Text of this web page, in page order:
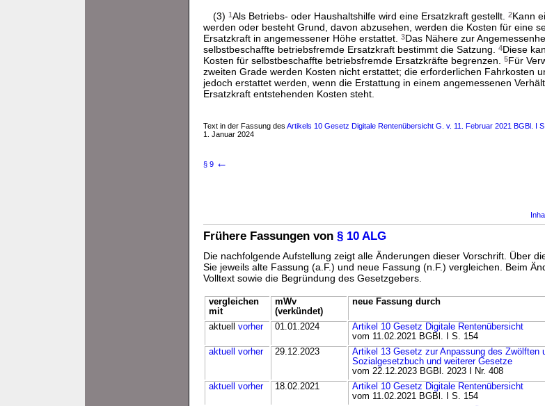
(3) 1Als Betriebs- oder Haushaltshilfe wird eine Ersatzkraft gestellt. 2Kann
werden oder besteht Grund, davon abzusehen, werden die Kosten für eine
Ersatzkraft in angemessener Höhe erstattet.
3Das Nähere zur
selbstbeschaffte betriebsfremde Ersatzkraft bestimmt die Satzung.
4Diese
Kosten für selbstbeschaffte betriebsfremde Ersatzkräfte begrenzen.
5Für
zweiten Grade werden Kosten nicht erstattet; die erforderlichen Fahrkosten
jedoch erstattet werden, wenn die Erstattung in einem angemessenen
Ersatzkraft entstehenden Kosten steht.
Text in der Fassung des Artikels 10 Gesetz Digitale Rentenübersicht G. v. 11. Februar 2021 BGBl. I
1. Januar 2024
§ 9 ←
Frühere Fassungen von § 10 ALG
Die nachfolgende Aufstellung zeigt alle Änderungen dieser Vorschrift. Über
Sie jeweils alte Fassung (a.F.) und neue Fassung (n.F.) vergleichen. Beim
Volltext sowie die Begründung des Gesetzgebers.
vergleichen
mit
mWv
(verkündet)
neue Fassung durch
aktuell vorher 01.01.2024
Artikel 10 Gesetz Digitale Rentenübersicht
vom 11.02.2021 BGBl. I S. 154
aktuell
vorher 29.12.2023
Artikel 13 Gesetz zur Anpassung des Zwölften
Sozialgesetzbuch und weiterer Gesetze
vom 22.12.2023 BGBl. 2023 I Nr. 408
aktuell
vorher 18.02.2021
Artikel 10 Gesetz Digitale Rentenübersicht
vom 11.02.2021 BGBl. I S. 154